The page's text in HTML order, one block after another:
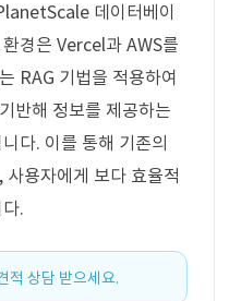
데이터베이
경은 Vercel과 AWS를
RAG 기법을 적용하여
반해 정보를 제공하는
다. 이를 통해 기존의
용자에게 보다 효율적
.
적 상담 받으세요.